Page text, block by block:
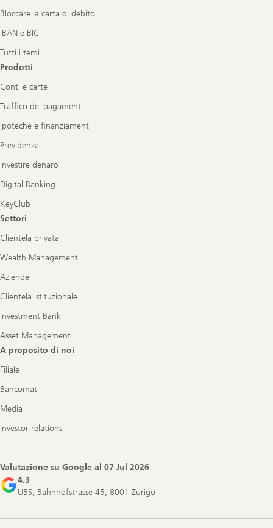
Bloccare la carta di debito
IBAN e BIC
Tutti i temi
Prodotti
Conti e carte
Traffico dei pagamenti
Ipoteche e finanziamenti
Previdenza
Investire denaro
Digital Banking
KeyClub
Settori
Clientela privata
Wealth Management
Aziende
Clientela istituzionale
Investment Bank
Asset Management
A proposito di noi
Filiale
Bancomat
Media
Investor relations
Valutazione su Google al 07 Jul 2026
4.3
UBS, Bahnhofstrasse 45, 8001 Zurigo